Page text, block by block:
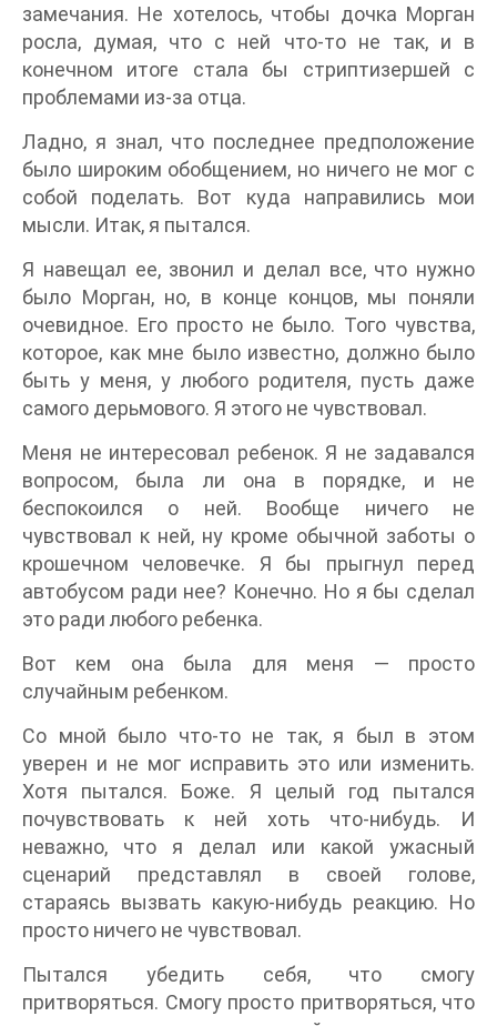
замечания. Не хотелось, чтобы дочка Морган
росла, думая, что с ней что-то не так, и в
конечном итоге стала бы стриптизершей с
проблемами из-за отца.
Ладно, я знал, что последнее предположение
было широким обобщением, но ничего не мог с
собой поделать. Вот куда направились мои
мысли. Итак, я пытался.
Я навещал ее, звонил и делал все, что нужно
было Морган, но, в конце концов, мы поняли
очевидное. Его просто не было. Того чувства,
которое, как мне было известно, должно было
быть у меня, у любого родителя, пусть даже
самого дерьмового. Я этого не чувствовал.
Меня не интересовал ребенок. Я не задавался
вопросом, была ли она в порядке, и не
беспокоился о ней. Вообще ничего не
чувствовал к ней, ну кроме обычной заботы о
крошечном человечке. Я бы прыгнул перед
автобусом ради нее? Конечно. Но я бы сделал
это ради любого ребенка.
Вот кем она была для меня — просто
случайным ребенком.
Со мной было что-то не так, я был в этом
уверен и не мог исправить это или изменить.
Хотя пытался. Боже. Я целый год пытался
почувствовать к ней хоть что-нибудь. И
неважно, что я делал или какой ужасный
сценарий представлял в своей голове,
стараясь вызвать какую-нибудь реакцию. Но
просто ничего не чувствовал.
Пытался убедить себя, что смогу
притворяться. Смогу просто притворяться, что